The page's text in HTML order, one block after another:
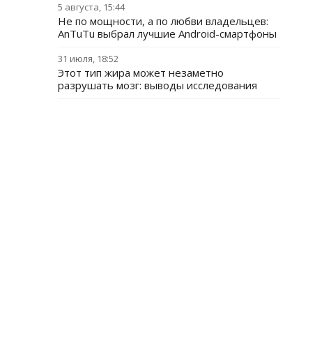
5 августа, 15:44
Не по мощности, а по любви владельцев:
AnTuTu выбрал лучшие Android-смартфоны
31 июля, 18:52
Этот тип жира может незаметно
разрушать мозг: выводы исследования